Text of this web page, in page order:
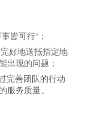
皆可行”；
好地送抵指定地
出现的问题；
完善团队的行动
服务质量。